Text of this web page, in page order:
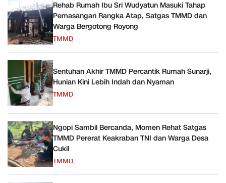
Rehab Rumah Ibu Sri Wudyatun Masuki Tahap
Pemasangan Rangka Atap, Satgas TMMD dan
Warga Bergotong Royong
TMMD
Sentuhan Akhir TMMD Percantik Rumah Sunarji,
Hunian Kini Lebih Indah dan Nyaman
TMMD
Ngopi Sambil Bercanda, Momen Rehat Satgas
TMMD Pererat Keakraban TNI dan Warga Desa
Cukil
TMMD